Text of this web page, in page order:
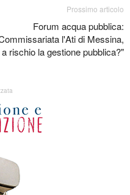
Prossimo articolo
Forum acqua pubblica:
l'Ati di Messina,
a rischio la gestione pubblica?"